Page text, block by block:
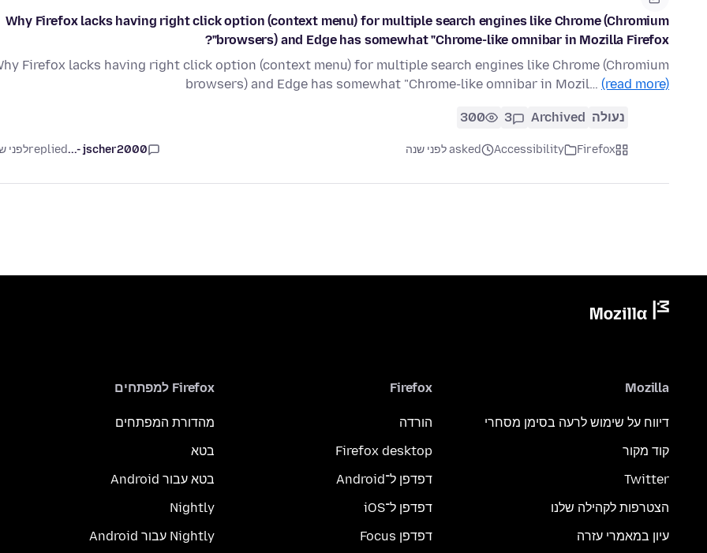
Why Firefox lacks having right click option (context menu) for multiple search engines like Chrome (Chromium
browsers) and Edge has somewhat "Chrome-like omnibar in Mozilla Firefox"?
Firefox lacks having right click option (context menu) for multiple search engines like Chrome (Chromium
browsers) and Edge has somewhat "Chrome-like omnibar in Mozil… (read more)
נעולה Archived
3
300
Firefox
Accessibility asked לפני שנה jscher2000 -...
repliedלפני
Mozilla
דיווח על שימוש לרעה בסימן מסחרי
קוד מקור
Twitter
הצטרפות לקהילה שלנו
עיון במאמרי עזרה
Firefox
הורדה
Firefox desktop
דפדפן ל־Android
דפדפן ל־iOS
דפדפן Focus
Firefox למפתחים
מהדורת המפתחים
בטא
בטא עבור Android
Nightly
Nightly עבור Android